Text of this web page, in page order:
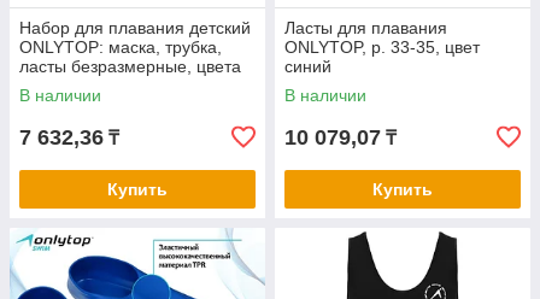
Набор для плавания детский
ONLYTOP: маска, трубка,
ласты безразмерные, цвета
МИКС
В наличии
7 632,36 ₸
Купить
Ласты для плавания
ONLYTOP, р. 33-35, цвет
синий
В наличии
10 079,07 ₸
Купить